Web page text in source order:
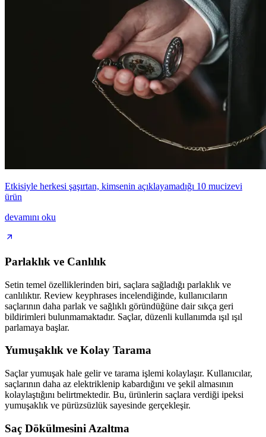
Etkisiyle herkesi şaşırtan, kimsenin açıklayamadığı 10 mucizevi
ürün
devamını oku
Parlaklık ve Canlılık
Setin temel özelliklerinden biri, saçlara sağladığı parlaklık ve
canlılıktır. Review keyphrases incelendiğinde, kullanıcıların
saçlarının daha parlak ve sağlıklı göründüğüne dair sıkça geri
bildirimleri bulunmamaktadır. Saçlar, düzenli kullanımda ışıl ışıl
parlamaya başlar.
Yumuşaklık ve Kolay Tarama
Saçlar yumuşak hale gelir ve tarama işlemi kolaylaşır. Kullanıcılar,
saçlarının daha az elektriklenip kabardığını ve şekil almasının
kolaylaştığını belirtmektedir. Bu, ürünlerin saçlara verdiği ipeksi
yumuşaklık ve pürüzsüzlük sayesinde gerçekleşir.
Saç Dökülmesini Azaltma